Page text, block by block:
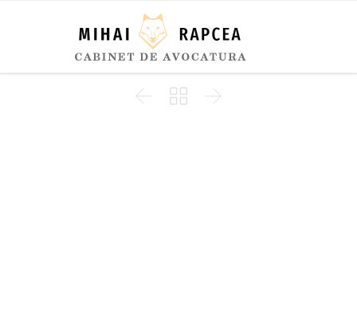
  